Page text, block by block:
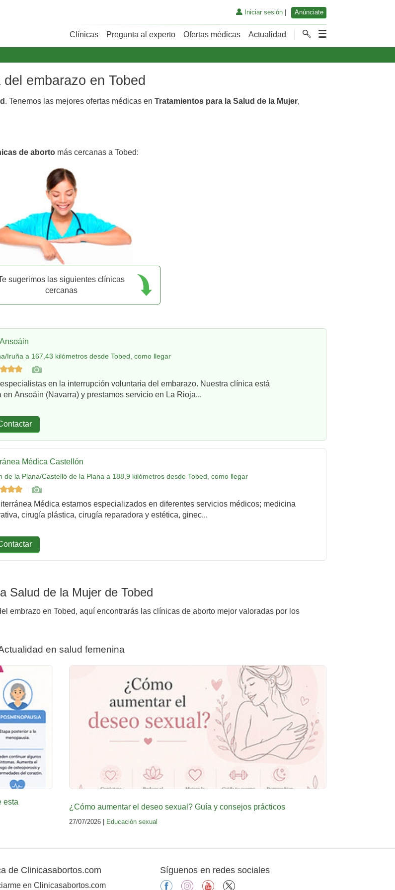
Iniciar sesión| Anúnciate
Clínicas Pregunta al experto Ofertas médicas Actualidad
embarazo en Tobed
. Tenemos las mejores ofertas médicas en Tratamientos para la Salud de la Mujer,
de aborto más cercanas a Tobed:
sugerimos las siguientes clínicas
cercanas
Iruña a 167,43 kilómetros desde Tobed, como llegar
en la interrupción voluntaria del embarazo. Nuestra clínica está
en Ansoáin (Navarra) y prestamos servicio en La Rioja...
Médica Castellón
de la Plana/Castelló de la Plana a 188,9 kilómetros desde Tobed, como llegar
Médica estamos especializados en diferentes servicios médicos; medicina
cirugía plástica, cirugía reparadora y estética, ginec...
Salud de la Mujer de Tobed
embrazo en Tobed, aquí encontrarás las clínicas de aborto mejor valoradas por los
en salud femenina
esta
¿Cómo aumentar el deseo sexual? Guía y consejos prácticos
27/07/2026 | Educación sexual
de Clinicasabortos.com
en Clinicasabortos.com
Síguenos en redes sociales
facebookinstagramyoutube